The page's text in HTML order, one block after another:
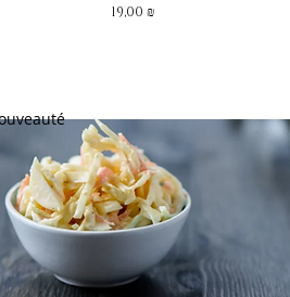
Prix
19,00 ₪